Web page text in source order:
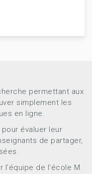
permettant aux
simplement les
en ligne.
évaluer leur
de partager,
l'équipe de l'école M.